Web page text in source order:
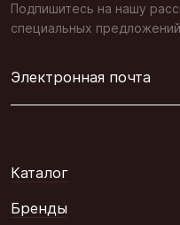
Подпишитесь на нашу
специальных
Электронная почта
Каталог
Бренды